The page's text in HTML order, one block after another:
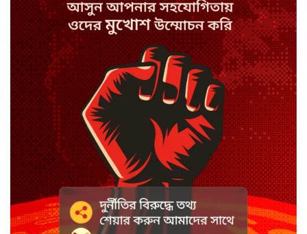
স্পিকারের নামে জাল ডিও, প্রতারণার
অভিযোগে এসিল্যান্ডের বিরুদ্ধে মামলা
সাদা না বাদামি চিনি, কোনটি ভালো?
হাসানের ৪ উইকেটের দিনে ধুঁকছে
বাংলাদেশ